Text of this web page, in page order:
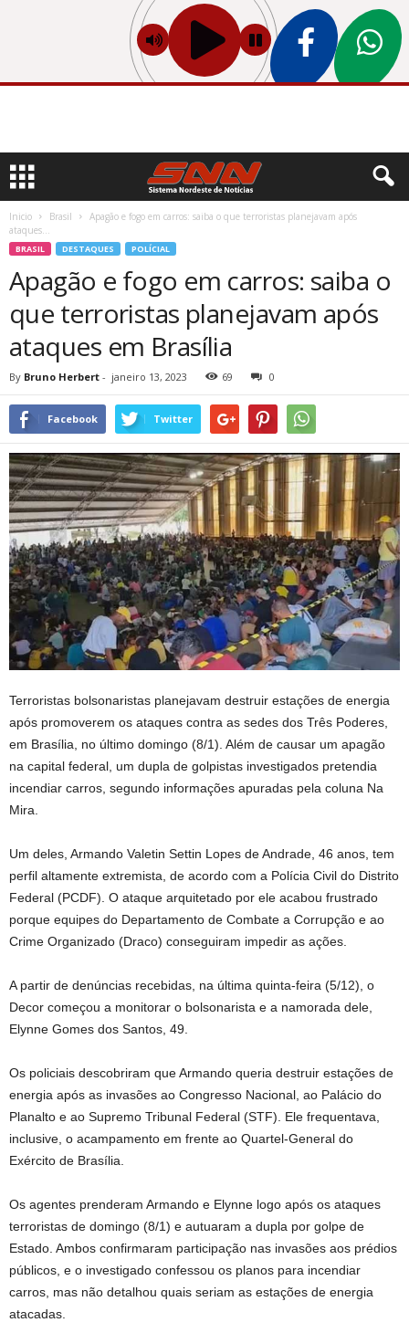
Inicio Brasil
Apagão e fogo em carros: saiba o que terroristas planejavam após
ataques...
BRASIL DESTAQUES POLÍCIAL
Apagão e fogo em carros: saiba o
que terroristas planejavam após
ataques em Brasília
By Bruno Herbert - janeiro 13, 2023 69 0
Facebook Twitter
Terroristas bolsonaristas planejavam destruir estações de energia
após promoverem os ataques contra as sedes dos Três Poderes,
em Brasília, no último domingo (8/1). Além de causar um apagão
na capital federal, um dupla de golpistas investigados pretendia
incendiar carros, segundo informações apuradas pela coluna Na
Mira.
Um deles, Armando Valetin Settin Lopes de Andrade, 46 anos, tem
perfil altamente extremista, de acordo com a Polícia Civil do Distrito
Federal (PCDF). O ataque arquitetado por ele acabou frustrado
porque equipes do Departamento de Combate a Corrupção e ao
Crime Organizado (Draco) conseguiram impedir as ações.
A partir de denúncias recebidas, na última quinta-feira (5/12), o
Decor começou a monitorar o bolsonarista e a namorada dele,
Elynne Gomes dos Santos, 49.
Os policiais descobriram que Armando queria destruir estações de
energia após as invasões ao Congresso Nacional, ao Palácio do
Planalto e ao Supremo Tribunal Federal (STF). Ele frequentava,
inclusive, o acampamento em frente ao Quartel-General do
Exército de Brasília.
Os agentes prenderam Armando e Elynne logo após os ataques
terroristas de domingo (8/1) e autuaram a dupla por golpe de
Estado. Ambos confirmaram participação nas invasões aos prédios
públicos, e o investigado confessou os planos para incendiar
carros, mas não detalhou quais seriam as estações de energia
atacadas.